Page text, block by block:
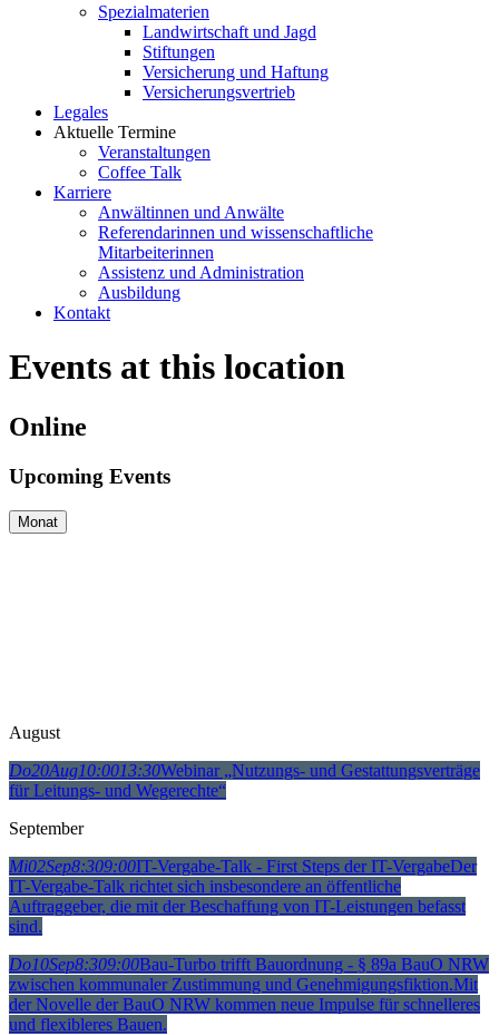
Spezialmaterien
Landwirtschaft und Jagd
Stiftungen
Versicherung und Haftung
Versicherungsvertrieb
Legales
Aktuelle Termine
Veranstaltungen
Coffee Talk
Karriere
Anwältinnen und Anwälte
Referendarinnen und wissenschaftliche
Mitarbeiterinnen
Assistenz und Administration
Ausbildung
Kontakt
Events at this location
Online
Upcoming Events
Monat
August
Do20Aug10:0013:30Webinar „Nutzungs- und Gestattungsverträge
für Leitungs- und Wegerechte“
September
Mi02Sep8:309:00IT-Vergabe-Talk - First Steps der IT-VergabeDer
IT-Vergabe-Talk richtet sich insbesondere an öffentliche
Auftraggeber, die mit der Beschaffung von IT-Leistungen befasst
sind.
Do10Sep8:309:00Bau-Turbo trifft Bauordnung - § 89a BauO NRW
zwischen kommunaler Zustimmung und Genehmigungsfiktion.Mit
der Novelle der BauO NRW kommen neue Impulse für schnelleres
und flexibleres Bauen.